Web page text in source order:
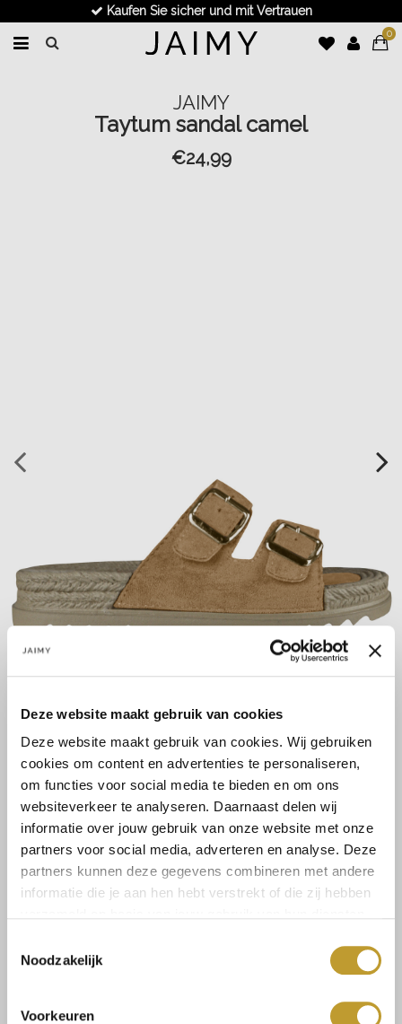
Deze website maakt gebruik van cookies
Deze website maakt gebruik van cookies. Wij gebruiken
cookies om content en advertenties te personaliseren,
om functies voor social media te bieden en om ons
websiteverkeer te analyseren. Daarnaast delen wij
informatie over jouw gebruik van onze website met onze
partners voor social media, adverteren en analyse. Deze
partners kunnen deze gegevens combineren met andere
informatie die je aan hen hebt verstrekt of die zij hebben
Noodzakelijk
Voorkeuren
Kaufen Sie sicher und mit Vertrauen
0
JAIMY
Taytum sandal camel
€24,99
36 37 38 39 40 41
Select a size
Versandkosten und